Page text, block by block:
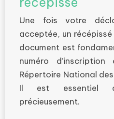
Une fois votre
acceptée, un
document est
numéro
Répertoire National
Il est essentiel
précieusement.